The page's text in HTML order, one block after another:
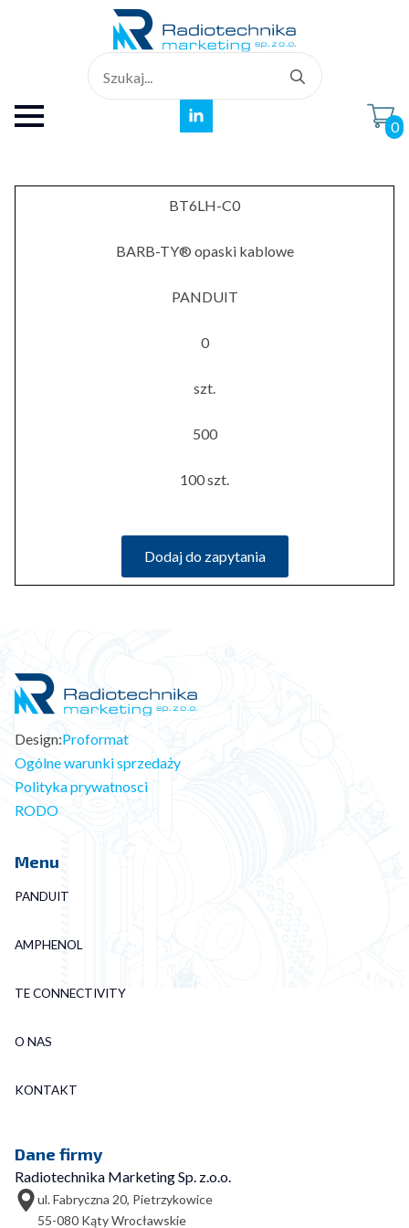
for:
0
BT6LH-C0
BARB-TY® opaski kablowe
PANDUIT
0
szt.
500
100 szt.
Dodaj do zapytania
Design:Proformat
Ogólne warunki sprzedaży
Polityka prywatnosci
RODO
Menu
PANDUIT
AMPHENOL
TE CONNECTIVITY
O NAS
KONTAKT
Dane firmy
Radiotechnika Marketing Sp. z.o.o.
ul. Fabryczna 20, Pietrzykowice
55-080 Kąty Wrocławskie